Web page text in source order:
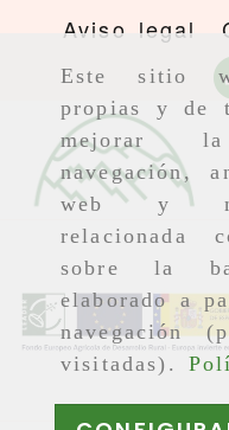
Este sitio
propias y de
mejorar
navegación,
web y
relacionada
sobre la
elaborado a
navegación
visitadas).
Aviso legal